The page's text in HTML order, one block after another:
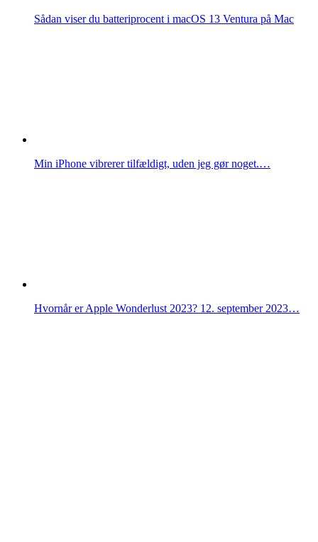
Sådan viser du batteriprocent i macOS 13 Ventura på Mac
Min iPhone vibrerer tilfældigt, uden jeg gør noget.…
Hvornår er Apple Wonderlust 2023? 12. september 2023…